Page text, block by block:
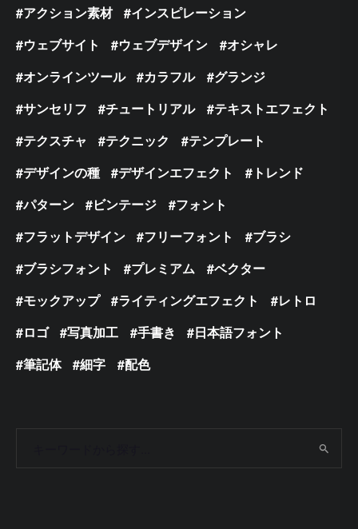
アクション素材
インスピレーション
ウェブサイト
ウェブデザイン
オシャレ
オンラインツール
カラフル
グランジ
サンセリフ
チュートリアル
テキストエフェクト
テクスチャ
テクニック
テンプレート
デザインの種
デザインエフェクト
トレンド
パターン
ビンテージ
フォント
フラットデザイン
フリーフォント
ブラシ
ブラシフォント
プレミアム
ベクター
モックアップ
ライティングエフェクト
レトロ
ロゴ
写真加工 手書き
日本語フォント
筆記体
細字 配色